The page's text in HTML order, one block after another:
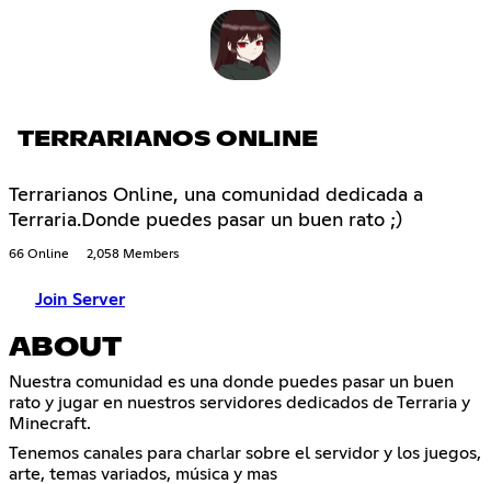
TERRARIANOS ONLINE
Terrarianos Online, una comunidad dedicada a
Terraria.Donde puedes pasar un buen rato ;)
66 Online 2,058 Members
Join Server
ABOUT
Nuestra comunidad es una donde puedes pasar un buen
rato y jugar en nuestros servidores dedicados de Terraria y
Minecraft.
Tenemos canales para charlar sobre el servidor y los juegos,
arte, temas variados, música y mas